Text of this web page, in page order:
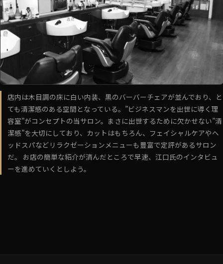
店内は木目調の床に白い内装、黒のバーバーチェアが並んでおり、と
ても清潔感のある空間となっている。”ビジネスマンを出世に導く理
容室”がコンセプトの当サロン。まさに出世するために欠かせない”清
潔感”を大切にしており、カットはもちろん、フェイシャルケアやヘ
ッドスパなどリラクゼーションメニューも豊富で定評があるサロン
だ。 お店の簡単な紹介が済んだところで早速、江口氏のインタビュ
ーを進めていくとしよう。